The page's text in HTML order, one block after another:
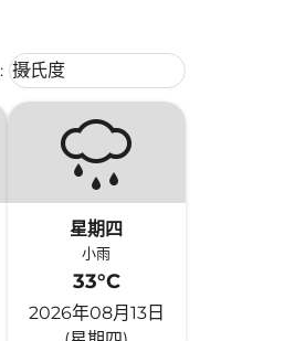
: Weather unit option 摄氏度
摄氏度
keyboard_arrow_down
星期四
小雨
33°C
2026年08月13日